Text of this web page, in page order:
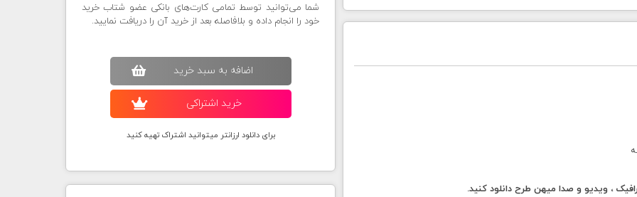
، ویدیو و صدا میهن طرح دانلود کنید.
شما می‌توانید توسط تمامی کارت‌های بانکی عضو شتاب خرید
خود را انجام داده و بلافاصله بعد از خرید آن را دریافت نمایید.
اضافه به سبد خريد
خريد اشتراکی
برای دانلود ارزانتر میتوانید اشتراک تهیه کنید